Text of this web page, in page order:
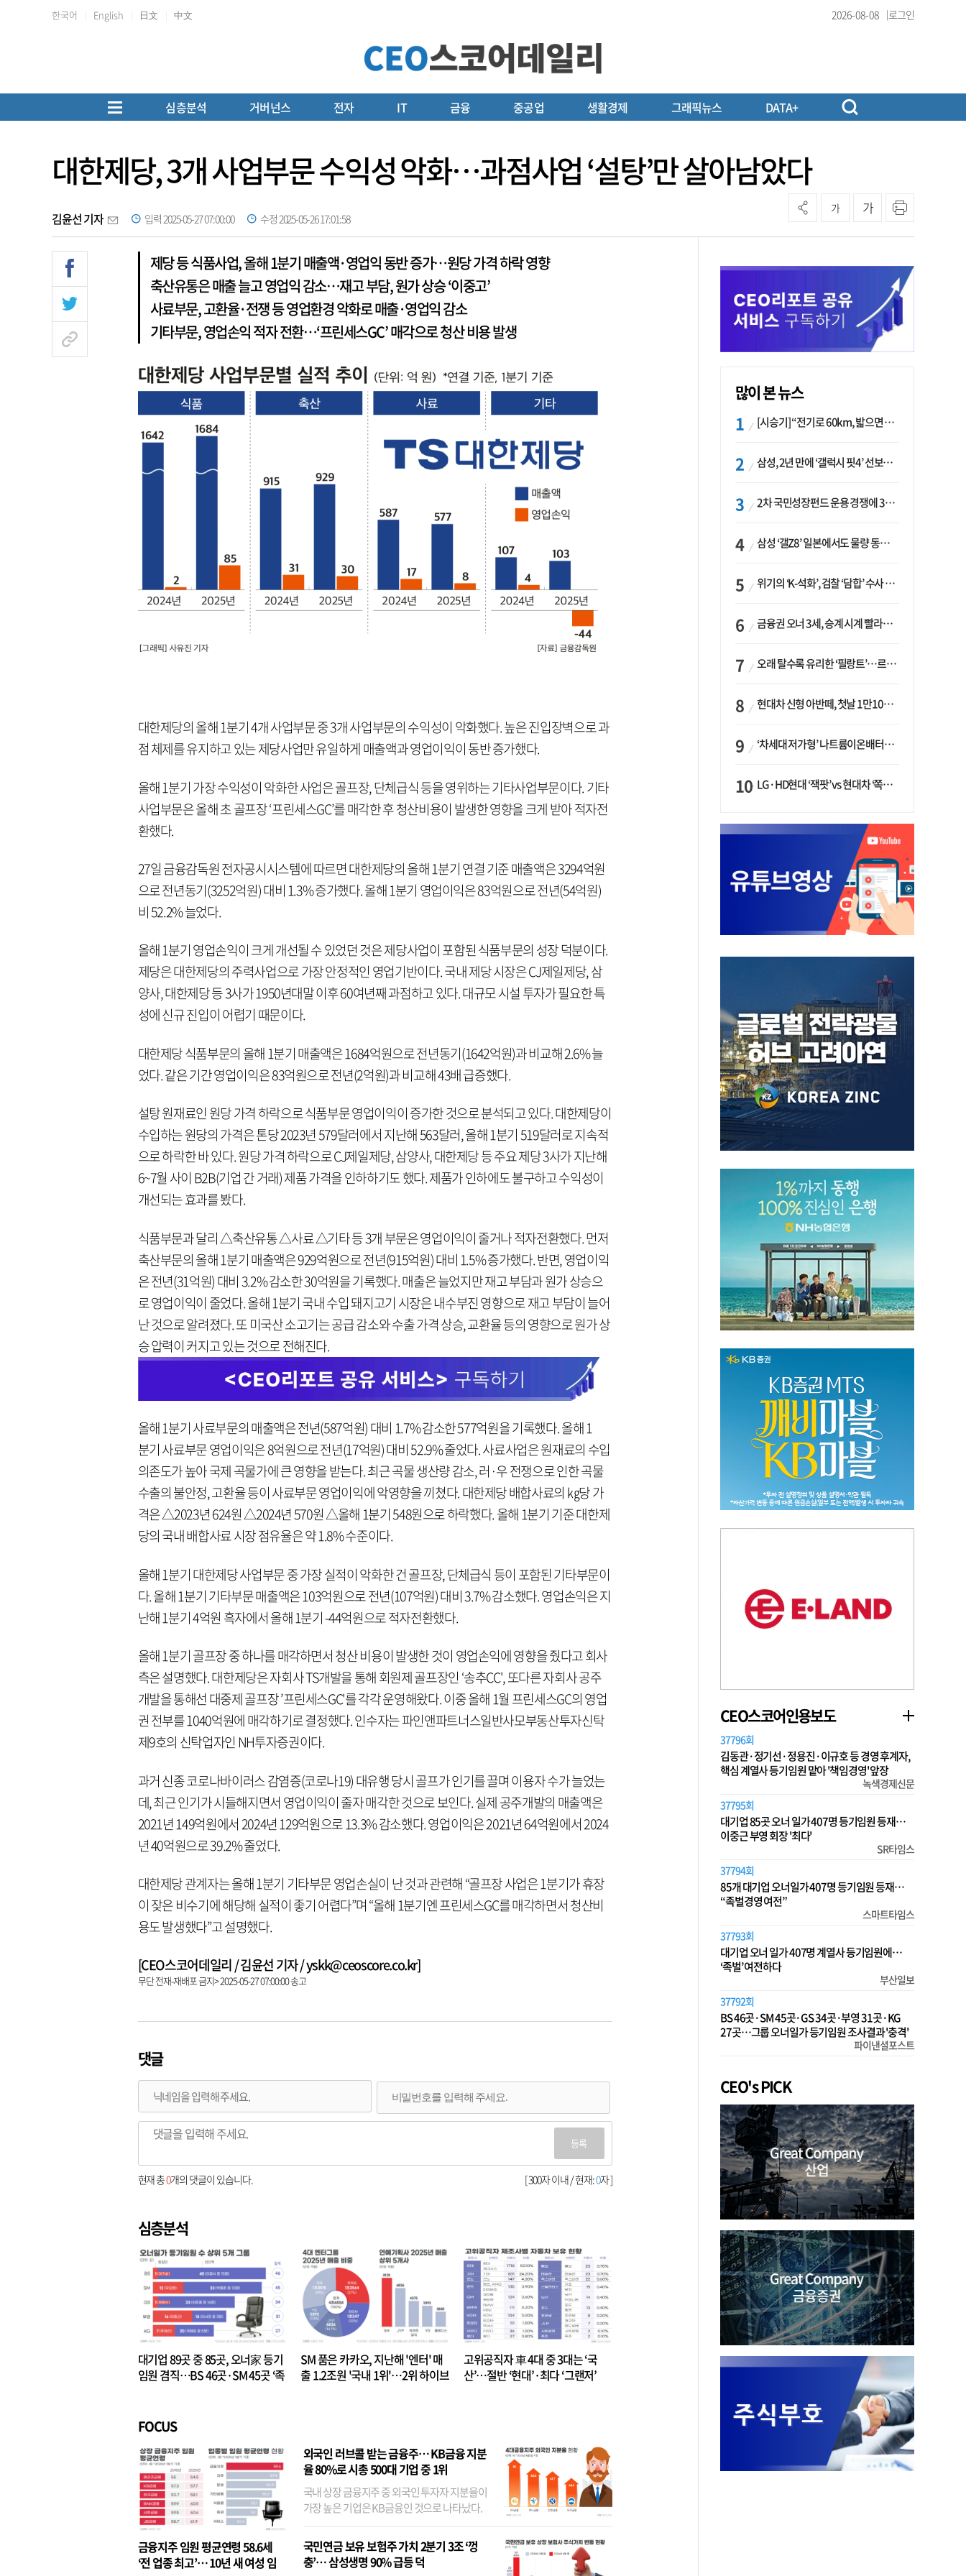
한국어 English 日文 中文 2026-08-08 로그인
심층분석 거버넌스 전자 IT 금융 중공업 생활경제 그래픽뉴스 DATA+
대한제당, 3개 사업부문 수익성 악화…과점사업 ‘설탕’만 살아남았다
김윤선 기자 입력 2025-05-27 07:00:00 수정 2025-05-26 17:01:58
가 가
제당 등 식품사업, 올해 1분기 매출액·영업익 동반 증가…원당 가격 하락 영향
축산유통은 매출 늘고 영업익 감소…재고 부담, 원가 상승 ‘이중고’
사료부문, 고환율·전쟁 등 영업환경 악화로 매출·영업익 감소
기타부문, 영업손익 적자 전환…‘프린세스GC’ 매각으로 청산 비용 발생
대한제당의 올해 1분기 4개 사업부문 중 3개 사업부문의 수익성이 악화했다. 높은 진입장벽으로 과
점 체제를 유지하고 있는 제당사업만 유일하게 매출액과 영업이익이 동반 증가했다.
올해 1분기 가장 수익성이 악화한 사업은 골프장, 단체급식 등을 영위하는 기타사업부문이다. 기타
사업부문은 올해 초 골프장 ‘프린세스GC’를 매각한 후 청산비용이 발생한 영향을 크게 받아 적자전
환했다.
27일 금융감독원 전자공시시스템에 따르면 대한제당의 올해 1분기 연결 기준 매출액은 3294억원
으로 전년동기(3252억원) 대비 1.3% 증가했다. 올해 1분기 영업이익은 83억원으로 전년(54억원)
비 52.2% 늘었다.
올해 1분기 영업손익이 크게 개선될 수 있었던 것은 제당사업이 포함된 식품부문의 성장 덕분이다.
제당은 대한제당의 주력사업으로 가장 안정적인 영업기반이다. 국내 제당 시장은 CJ제일제당, 삼
양사, 대한제당 등 3사가 1950년대말 이후 60여년째 과점하고 있다. 대규모 시설 투자가 필요한 특
성에 신규 진입이 어렵기 때문이다.
대한제당 식품부문의 올해 1분기 매출액은 1684억원으로 전년동기(1642억원)과 비교해 2.6% 늘
었다. 같은 기간 영업이익은 83억원으로 전년(2억원)과 비교해 43배 급증했다.
설탕 원재료인 원당 가격 하락으로 식품부문 영업이익이 증가한 것으로 분석되고 있다. 대한제당이
수입하는 원당의 가격은 톤당 2023년 579달러에서 지난해 563달러, 올해 1분기 519달러로 지속적
으로 하락한 바 있다. 원당 가격 하락으로 CJ제일제당, 삼양사, 대한제당 등 주요 제당 3사가 지난해
6~7월 사이 B2B(기업 간 거래) 제품 가격을 인하하기도 했다. 제품가 인하에도 불구하고 수익성이
개선되는 효과를 봤다.
식품부문과 달리 △축산유통 △사료 △기타 등 3개 부문은 영업이익이 줄거나 적자전환했다. 먼저
축산부문의 올해 1분기 매출액은 929억원으로 전년(915억원) 대비 1.5% 증가했다. 반면, 영업이익
은 전년(31억원) 대비 3.2% 감소한 30억원을 기록했다. 매출은 늘었지만 재고 부담과 원가 상승으
로 영업이익이 줄었다. 올해 1분기 국내 수입 돼지고기 시장은 내수부진 영향으로 재고 부담이 늘어
난 것으로 알려졌다. 또 미국산 소고기는 공급 감소와 수출 가격 상승, 교환율 등의 영향으로 원가 상
승 압력이 커지고 있는 것으로 전해진다.
올해 1분기 사료부문의 매출액은 전년(587억원) 대비 1.7% 감소한 577억원을 기록했다. 올해 1
분기 사료부문 영업이익은 8억원으로 전년(17억원) 대비 52.9% 줄었다. 사료사업은 원재료의 수입
의존도가 높아 국제 곡물가에 큰 영향을 받는다. 최근 곡물 생산량 감소, 러·우 전쟁으로 인한 곡물
수출의 불안정, 고환율 등이 사료부문 영업이익에 악영향을 끼쳤다. 대한제당 배합사료의 ㎏당 가
격은 △2023년 624원 △2024년 570원 △올해 1분기 548원으로 하락했다. 올해 1분기 기준 대한제
당의 국내 배합사료 시장 점유율은 약 1.8% 수준이다.
올해 1분기 대한제당 사업부문 중 가장 실적이 악화한 건 골프장, 단체급식 등이 포함된 기타부문이
다. 올해 1분기 기타부문 매출액은 103억원으로 전년(107억원) 대비 3.7% 감소했다. 영업손익은 지
난해 1분기 4억원 흑자에서 올해 1분기 -44억원으로 적자전환했다.
올해 1분기 골프장 중 하나를 매각하면서 청산 비용이 발생한 것이 영업손익에 영향을 줬다고 회사
측은 설명했다. 대한제당은 자회사 TS개발을 통해 회원제 골프장인 ‘송추CC', 또다른 자회사 공주
개발을 통해선 대중제 골프장 ’프린세스GC'를 각각 운영해왔다. 이중 올해 1월 프린세스GC의 영업
권 전부를 1040억원에 매각하기로 결정했다. 인수자는 파인앤파트너스일반사모부동산투자신탁
제9호의 신탁업자인 NH투자증권이다.
과거 신종 코로나바이러스 감염증(코로나19) 대유행 당시 골프가 인기를 끌며 이용자 수가 늘었는
데, 최근 인기가 시들해지면서 영업이익이 줄자 매각한 것으로 보인다. 실제 공주개발의 매출액은
2021년 149억원에서 2024년 129억원으로 13.3% 감소했다. 영업이익은 2021년 64억원에서 2024
년 40억원으로 39.2% 줄었다.
대한제당 관계자는 올해 1분기 기타부문 영업손실이 난 것과 관련해 “골프장 사업은 1분기가 휴장
이 잦은 비수기에 해당해 실적이 좋기 어렵다”며 “올해 1분기엔 프린세스GC를 매각하면서 청산비
용도 발생했다”고 설명했다.
[CEO스코어데일리 / 김윤선 기자 / yskk@ceoscore.co.kr]
무단 전재-재배포 금지> 2025-05-27 07:00:00 송고
댓글
등록
[ 300자 이내 / 현재:0자 ]
현재 총0개의 댓글이 있습니다.
심층분석
대기업 89곳 중 85곳, 오너家 등기
임원 겸직…BS 46곳·SM 45곳 ‘족
SM 품은 카카오, 지난해 '엔터' 매
출 1.2조원 '국내 1위'…2위 하이브
고위공직자 車 4대 중 3대는 ‘국
산’…절반 ‘현대’·최다 ‘그랜저’
FOCUS
금융지주 임원 평균연령 58.6세
‘전 업종 최고’… 10년 새 여성 임
외국인 러브콜 받는 금융주… KB금융 지분
율 80%로 시총 500대 기업 중 1위
국내 상장 금융지주 중 외국인 투자자 지분율이
가장 높은 기업은 KB금융인 것으로 나타났다.
융이었다. 특히 KB금융은 지난달 말 기준 해외
기관투자자 지분율이...
국민연금 보유 보험주 가치 2분기 3조 ‘껑
충’… 삼성생명 90% 급등 덕
많이 본 뉴스
[시승기] “전기로 60km, 밟으면 462마력”…볼보 XC60 T8의 두 얼굴
삼성, 2년 만에 ‘갤럭시 핏4’ 선보이나…웨어러블 생태계 확장 ‘시동’
2차 국민성장펀드 운용 경쟁에 33개사 몰렸다…신한·하나 등 새 얼굴 대거 합류
삼성 ‘갤Z8’ 일본에서도 물량 동났다…애플 참전 앞두고 선두 수성 ‘시험대’
위기의 ‘K-석화’, 검찰 ‘담합’ 수사 착수…“LG·한화·롯데 등 7개 업체, 8개 제품 가격 담합”
금융권 오너 3세, 승계 시계 빨라지나…한국투자 ‘속도’·미래에셋·메리츠는 ‘거리두기’
오래 탈수록 유리한 ‘필랑트’…르노코리아, 5년 뒤 잔존가치 53% 보장
현대차 신형 아반떼, 첫날 1만1094대 계약…역대 최고치 경신
‘차세대 저가형’ 나트륨이온배터리 시대 오나…LG화학·에코프로, 상용화 속도낸다
LG·HD현대 ‘잭팟’ vs 현대차 ‘쪽박’…글로벌 사모펀드, 韓 대기업 투자 ‘희비’
CEO스코어인용보도
37796회
김동관·정기선·정용진·이규호 등 경영 후계자,
핵심 계열사 등기임원 맡아 '책임경영' 앞장
녹색경제신문
37795회
대기업 85곳 오너 일가 407명 등기임원 등재…
이중근 부영 회장 '최다'
SR타임스
37794회
85개 대기업 오너일가 407명 등기임원 등재…
“족벌경영 여전”
스마트타임스
37793회
대기업 오너 일가 407명 계열사 등기임원에…
‘족벌’ 여전하다
부산일보
37792회
BS 46곳·SM 45곳·GS 34곳·부영 31곳·KG
27곳…그룹 오너일가 등기임원 조사결과 '충격'
파이낸셜포스트
CEO's PICK